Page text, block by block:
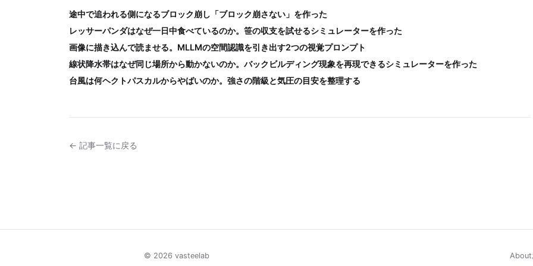
途中で追われる側になるブロック崩し「ブロック崩さない」を作った
レッサーパンダはなぜ一日中食べているのか。笹の収支を試せるシミュレーターを作った
画像に描き込んで読ませる。MLLMの空間認識を引き出す2つの視覚プロンプト
線状降水帯はなぜ同じ場所から動かないのか。バックビルディング現象を再現できるシミュレーターを作った
台風は何ヘクトパスカルからやばいのか。強さの階級と気圧の目安を整理する
← 記事一覧に戻る
© 2026 vasteelab About